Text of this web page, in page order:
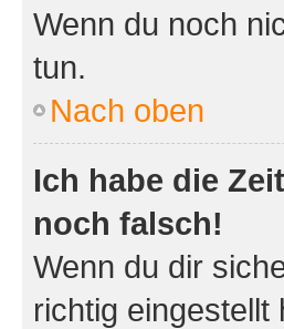
Wenn du noch
tun.
Nach oben
Ich habe die
noch falsch!
Wenn du dir
richtig